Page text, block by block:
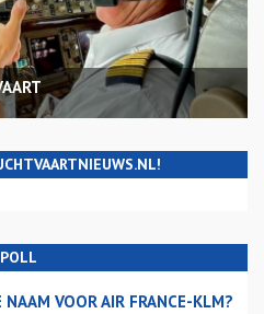
POLL
VOOR AIR FRANCE-KLM?